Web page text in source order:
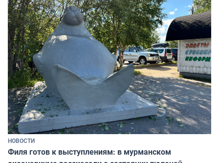
НОВОСТИ
Филя готов к выступлениям: в мурманском